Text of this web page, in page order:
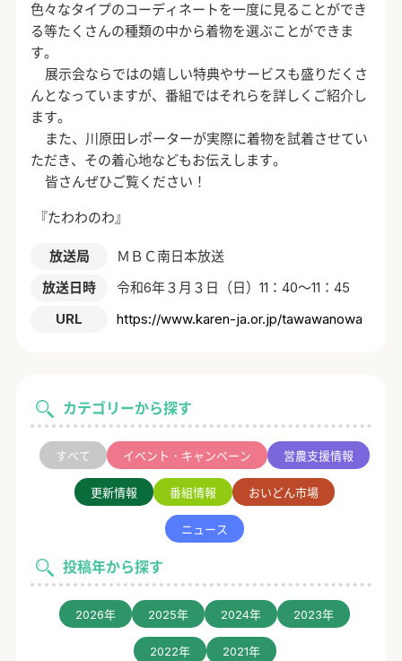
カテゴリーから探す
すべて イベント・キャンペーン 営農支援情報
更新情報 番組情報 おいどん市場
ニュース
投稿年から探す
2026年 2025年 2024年 2023年
2022年 2021年
色々なタイプのコーディネートを一度に見ることができ
る等たくさんの種類の中から着物を選ぶことができま
す。
展示会ならではの嬉しい特典やサービスも盛りだくさ
んとなっていますが、番組ではそれらを詳しくご紹介し
ます。
また、川原田レポーターが実際に着物を試着させてい
ただき、その着心地などもお伝えします。
皆さんぜひご覧ください！
『たわわのわ』
放送局
ＭＢＣ南日本放送
放送日時
令和6年３月３日（日）11：40～11：45
URL
https://www.karen-ja.or.jp/tawawanowa